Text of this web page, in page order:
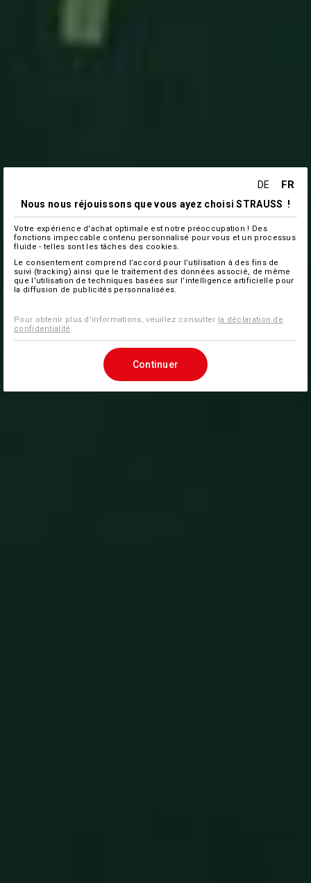
DE FR
Nous nous réjouissons que vous ayez choisi STRAUSS !
Votre expérience d'achat optimale est notre préoccupation ! Des
fonctions impeccable contenu personnalisé pour vous et un processus
fluide - telles sont les tâches des cookies.
Le consentement comprend l’accord pour l’utilisation à des fins de
suivi (tracking) ainsi que le traitement des données associé, de même
que l’utilisation de techniques basées sur l’intelligence artificielle pour
la diffusion de publicités personnalisées.
Pour obtenir plus d'informations, veuillez consulter la déclaration de
confidentialité
Continuer